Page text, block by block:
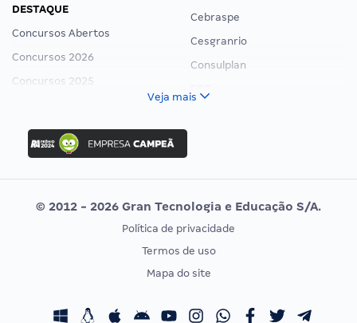
DESTAQUE
Concursos Abertos
Concursos 2026
Concursos 2025
Concurso Nacional Unificado
Concurso Ibama
Concurso MPU
Editais publicados
Cebraspe
Cesgranrio
Consulplan
Vunesp
CONCURSOS POR PROFISSÃO
Concursos Fiscais
EXAME DE ORDEM
Calendário OAB
Veja mais
© 2012 - 2026 Gran Tecnologia e Educação S/A.
Política de privacidade
Termos de uso
Mapa do site